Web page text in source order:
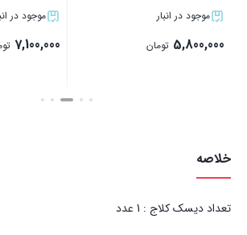
موجود در انبار
5,800,000 تومان
موجود در
7,100,000
خلاصه
تعداد دیسک کلاج : 1 عدد